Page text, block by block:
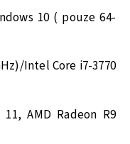
10 ( pouze 64-
Intel Core i7-3770
AMD Radeon R9